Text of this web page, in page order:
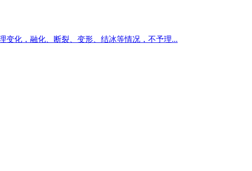
变化，融化、断裂、变形、结冰等情况，不予理...